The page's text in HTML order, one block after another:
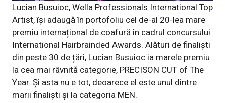
Lucian Busuioc, Wella Professionals International Top
Artist, își adaugă în portofoliu cel de-al 20-lea mare
premiu internațional de coafură în cadrul concursului
International Hairbrainded Awards. Alături de finaliști
din peste 30 de țări, Lucian Busuioc ia marele premiu
la cea mai râvnită categorie, PRECISON CUT of The
Year. Și asta nu e tot, deoarece el este unul dintre
marii finaliști și la categoria MEN.